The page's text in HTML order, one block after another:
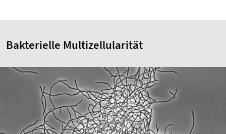
Bakterielle Multizellularität